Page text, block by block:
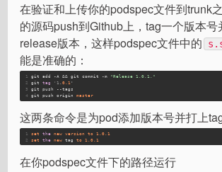
在验证和上传你的podspec文件到trunk
的源码push到Github上，tag一个版本号
release版本，这样podspec文件中的
能是准确的：
1
2
3
4
git add -A && git commit -m
"Release 1.0.1."
git tag '1 .0.1'
git push --tags
git push origin master
这两条命令是为pod添加版本号并打上
1
2
set the new version to 1.0 .1
set
the new tag to 1.0 .1
在你podspec文件下的路径运行